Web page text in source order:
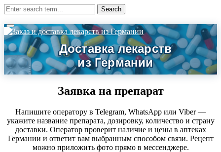
Заявка на препарат
Напишите оператору в Telegram, WhatsApp или Viber —
укажите название препарата, дозировку, количество и страну
доставки. Оператор проверит наличие и цены в аптеках
Германии и ответит вам выбранным способом связи. Рецепт
можно приложить фото прямо в мессенджере.